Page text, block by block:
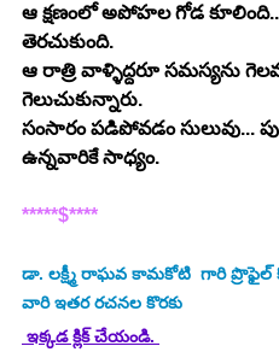
ఆ క్షణంలో అపోహల గోడ
తెరచుకుంది.
ఆ రాత్రి వాళ్ళిద్దరూ సమస్యను
గెలుచుకున్నారు.
సంసారం పడిపోవడం సులువు...
ఉన్నవారికే సాధ్యం.
*****$****
డా. లక్ష్మీ రాఘవ కామకోటి  గారి ప్రొఫైల్
వారి ఇతర రచనల కొరకు
ఇక్కడ క్లిక్ చేయండి.